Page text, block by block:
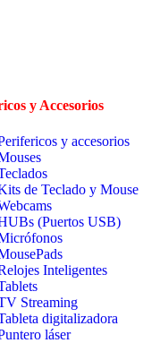
y Accesorios
y accesorios
de Teclado y Mouse
(Puertos USB)
Inteligentes
Streaming
digitalizadora
láser